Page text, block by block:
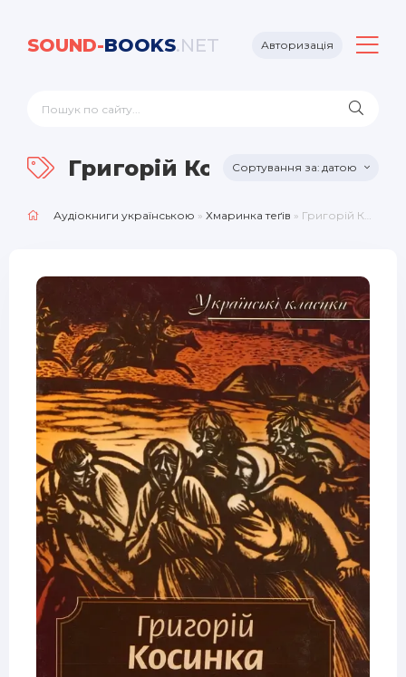
SOUND-BOOKS.NET Авторизація
Григорій Косинка датою
Аудіокниги українською » Хмаринка теґів » Григорій Косинка